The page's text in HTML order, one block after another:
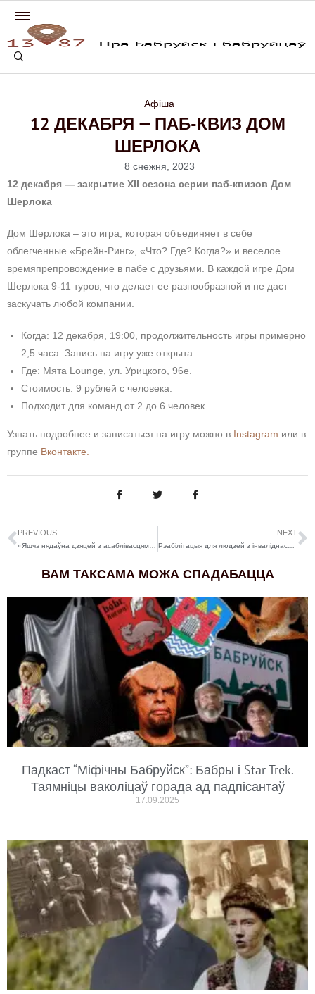
Афіша
12 ДЕКАБРЯ — ПАБ-КВИЗ ДОМ
ШЕРЛОКА
8 снежня, 2023
12 декабря — закрытие XII сезона серии паб-квизов Дом
Шерлока
Дом Шерлока – это игра, которая объединяет в себе
облегченные «Брейн-Ринг», «Что? Где? Когда?» и веселое
времяпрепровождение в пабе с друзьями. В каждой игре Дом
Шерлока 9-11 туров, что делает ее разнообразной и не даст
заскучать любой компании.
Когда: 12 декабря, 19:00, продолжительность игры примерно
2,5 часа. Запись на игру уже открыта.
Где: Мята Lounge, ул. Урицкого, 96е.
Стоимость: 9 рублей с человека.
Подходит для команд от 2 до 6 человек.
Узнать подробнее и записаться на игру можно в Instagram или в
группе Вконтакте.
PREVIOUS NEXT
Рэабілітацыя для людзей з інваліднасцю і ёга праз інтэрнэт. Інстаграм-марафоны – ці складана іх правесці? Бабруйчанкі расказалі пра новыя магчымасці, якія дае нам анлайн
ВАМ ТАКСАМА МОЖА СПАДАБАЦЦА
Падкаст “Міфічны Бабруйск”: Бабры і Star Trek.
Таямніцы ваколіцаў горада ад падпісантаў
17.09.2025